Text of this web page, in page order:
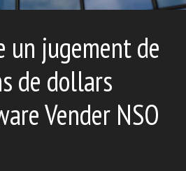
un jugement de
de dollars
Vender NSO